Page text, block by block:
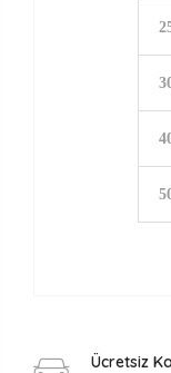
Ücretsiz